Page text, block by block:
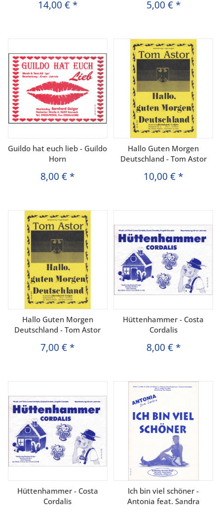
14,00 € * 5,00 € *
Guildo hat euch lieb - Guildo
Horn
8,00 € *
Hallo Guten Morgen
Deutschland - Tom Astor
10,00 € *
Hallo Guten Morgen
Deutschland - Tom Astor
7,00 € *
Hüttenhammer - Costa
Cordalis
8,00 € *
Hüttenhammer - Costa
Cordalis
Ich bin viel schöner -
Antonia feat. Sandra